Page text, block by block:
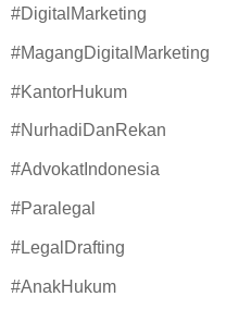
#DigitalMarketing
#MagangDigitalMarketing
#KantorHukum
#NurhadiDanRekan
#AdvokatIndonesia
#Paralegal
#LegalDrafting
#AnakHukum